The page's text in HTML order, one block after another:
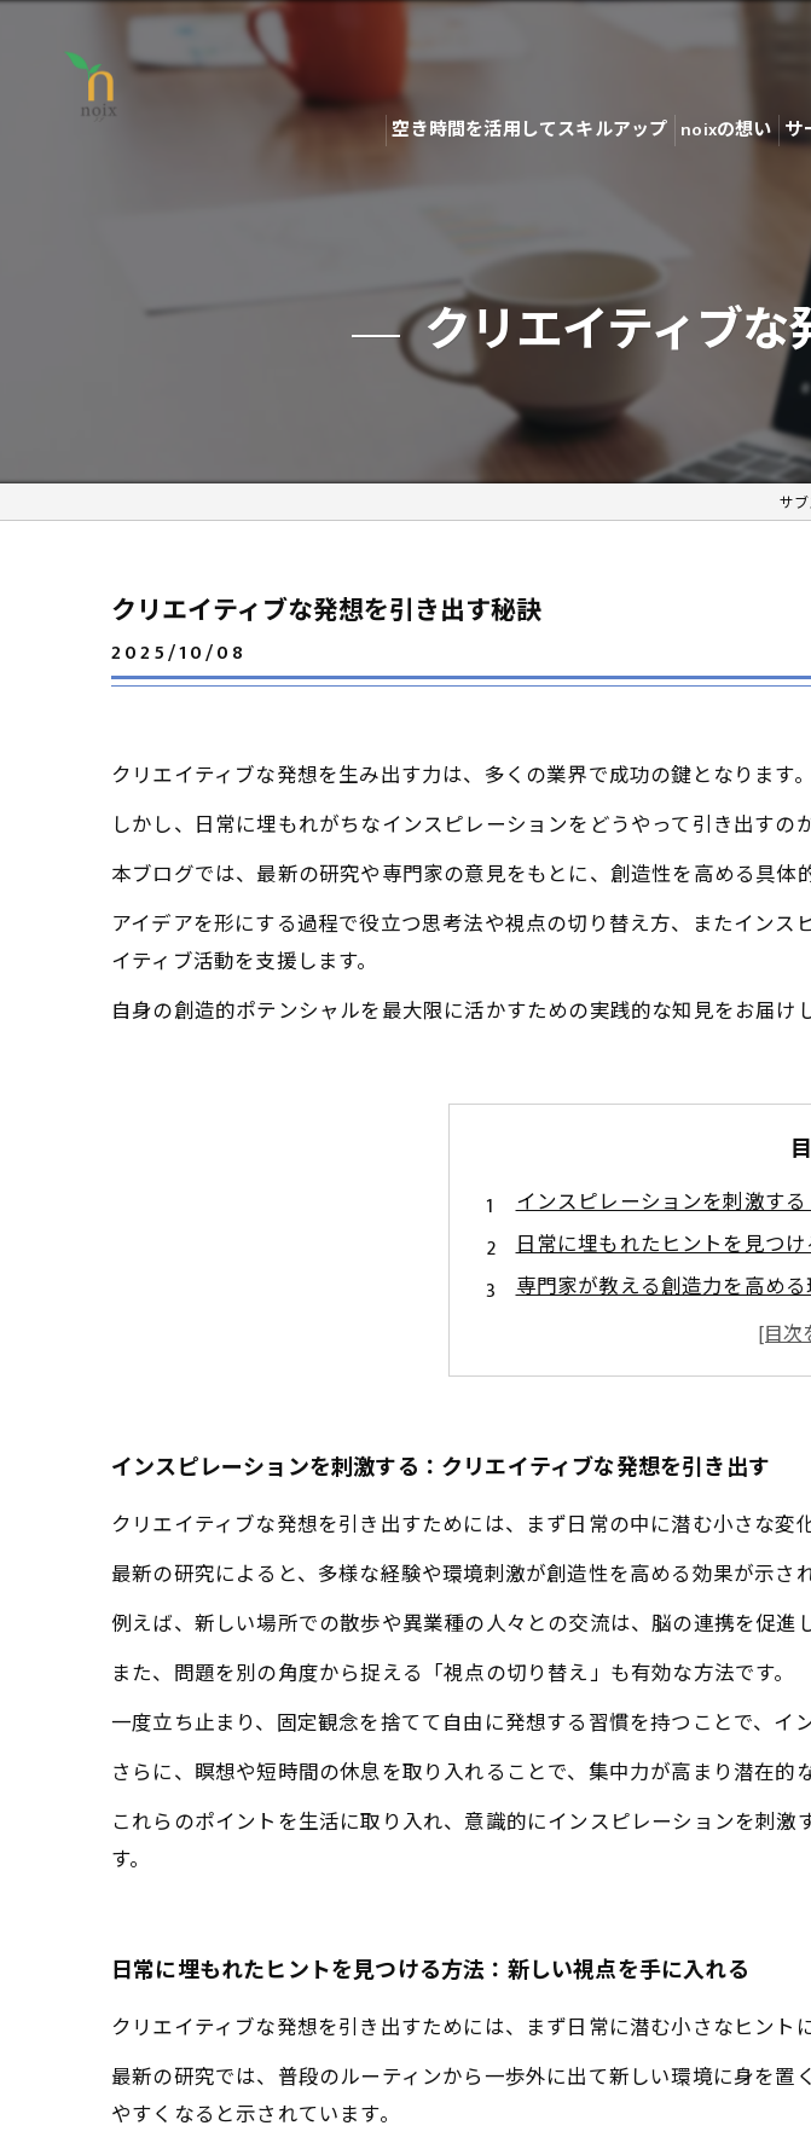
空き時間を活用してスキルアップ noixの想い サ
クリエイティブ
サ
クリエイティブな発想を引き出す秘訣
2025/10/08
クリエイティブな発想を生み出す力は、多くの業界で成功の鍵となります。
しかし、日常に埋もれがちなインスピレーションをどうやって引き出すの
本ブログでは、最新の研究や専門家の意見をもとに、創造性を高める具体
アイデアを形にする過程で役立つ思考法や視点の切り替え方、またイン
イティブ活動を支援します。
自身の創造的ポテンシャルを最大限に活かすための実践的な知見をお届
インスピレーションを刺激す
日常に埋もれたヒントを見つ
専門家が教える創造力を高め
思考法を変えてアイデアを形
習慣化で広がる創造の世界：
創造的な発想があなたの未来を
インスピレーションを刺激する：クリエイティブな発想を引き出す
クリエイティブな発想を引き出すためには、まず日常の中に潜む小さな変
最新の研究によると、多様な経験や環境刺激が創造性を高める効果が示さ
例えば、新しい場所での散歩や異業種の人々との交流は、脳の連携を促進
また、問題を別の角度から捉える「視点の切り替え」も有効な方法です。
一度立ち止まり、固定観念を捨てて自由に発想する習慣を持つことで、イ
さらに、瞑想や短時間の休息を取り入れることで、集中力が高まり潜在的
これらのポイントを生活に取り入れ、意識的にインスピレーションを刺
す。
日常に埋もれたヒントを見つける方法：新しい視点を手に入れる
クリエイティブな発想を引き出すためには、まず日常に潜む小さなヒント
最新の研究では、普段のルーティンから一歩外に出て新しい環境に身を
やすくなると示されています。